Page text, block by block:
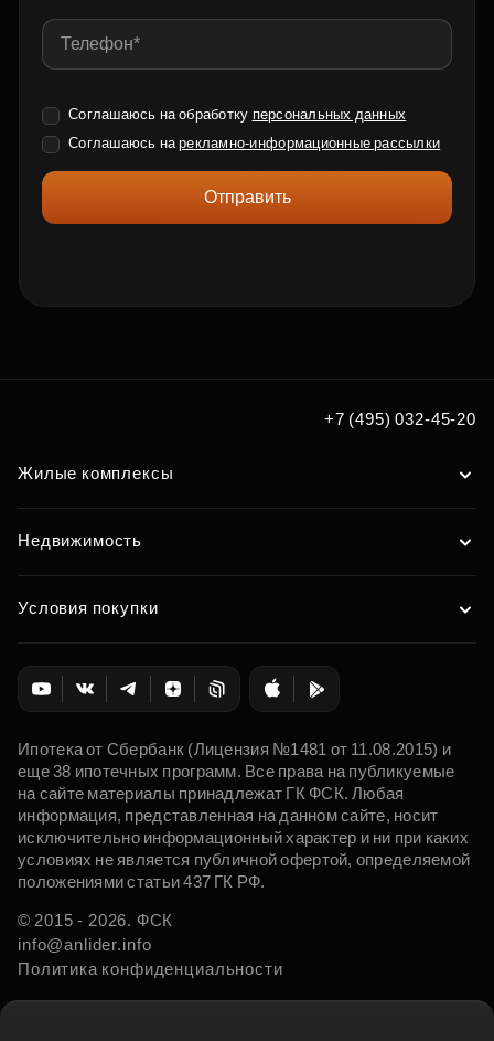
Соглашаюсь на обработку персональных данных
Соглашаюсь нарекламно-информационные рассылки
Отправить
+7 (495) 032-45-20
Жилые комплексы
Недвижимость
Условия покупки
Ипотека от Сбербанк (Лицензия №1481 от 11.08.2015) и
еще 38 ипотечных программ. Все права на публикуемые
на сайте материалы принадлежат ГК ФСК. Любая
информация, представленная на данном сайте, носит
исключительно информационный характер и ни при каких
условиях не является публичной офертой, определяемой
положениями статьи 437 ГК РФ.
© 2015 - 2026. ФСК
info@anlider.info
Политика конфиденциальности